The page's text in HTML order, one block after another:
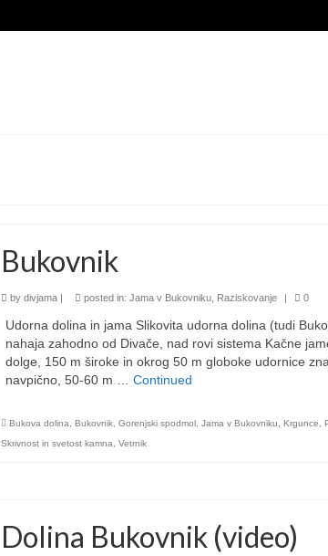
Bukovnik
by divjama| posted in: Jama v Bukovniku, Raziskovanje | 0
Udorna dolina in jama Slikovita udorna dolina (tudi
nahaja zahodno od Divače, nad rovi sistema Kačne
dolge, 150 m široke in okrog 50 m globoke udornice
navpično, 50-60 m … Continued
Bukova dolina Bukovnik, Gorenjski spodmol, Jama v Bukovniku Krgunce
Skrivnost in svetost kamna
Vetrnik
Dolina Bukovnik (video)